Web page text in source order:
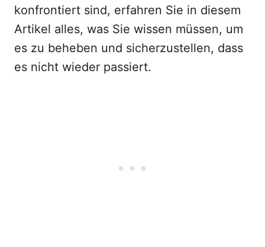
konfrontiert sind, erfahren Sie in diesem
Artikel alles, was Sie wissen müssen, um
es zu beheben und sicherzustellen, dass
es nicht wieder passiert.